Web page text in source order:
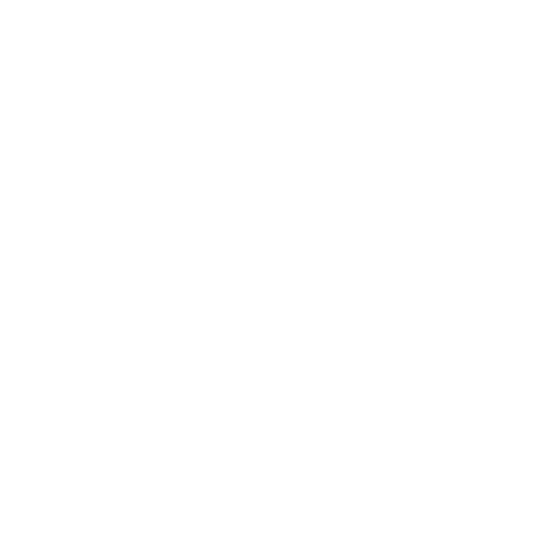
otevřená 24 hodin denně (přihlášení je možné od 15:00 hodin, odhlášení do 12:00 hodin), lobby, výtah, klimatizace, sejf (případně za
hotelovým hostům k dispozici zdarma. Úklid pokojů je zdarma. Služba praní prádla a zdravotní služba jsou za poplatek.
k dispozici slunečníky (zdarma) a také lehátka (za poplatek).
večeře.
za poplatek), fitness a stolní tenis (případně za poplatek). Ve vzdálenosti cca 800 m jsou nabízeny vodní sporty (částečně od místních
solárium případně za poplatek. Zábava pro dospělé: animační program s živou hudbou. Hlídání dětí: animační program pro děti.
služby jsou závislé na ročním období a na místních klimatických podmínkách. Jazyky: angličtina, němčina a španělština. Kreditní
za poplatek), sejfem (za poplatek) a satelit.TV s plochou obrazovkou a také centrálně řízenou klimatizací. Velikost: cca 19 m².
my.servatur.com/Avalon6ZonaHuesped/Precheckin/ValidarHuesped